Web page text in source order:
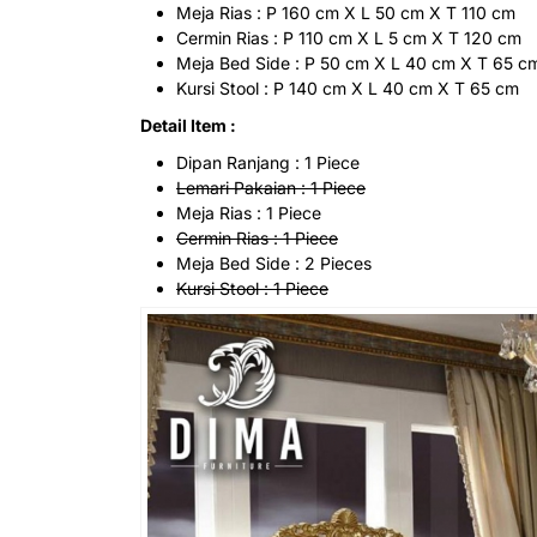
Meja Rias : P 160 cm X L 50 cm X T 110 cm
Cermin Rias : P 110 cm X L 5 cm X T 120 cm
Meja Bed Side : P 50 cm X L 40 cm X T 65
Kursi Stool : P 140 cm X L 40 cm X T 65 cm
Detail Item :
Dipan Ranjang : 1 Piece
Lemari Pakaian : 1 Piece
Meja Rias : 1 Piece
Cermin Rias : 1 Piece
Meja Bed Side : 2 Pieces
Kursi Stool : 1 Piece